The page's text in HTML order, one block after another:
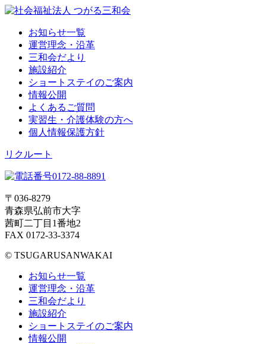
お知らせ一覧
運営理念・沿革
三和会だより
施設紹介
ショートステイのご案内
情報公開
よくあるご質問
実習生・介護体験の方へ
個人情報保護方針
リクルート
〒036-8279
青森県弘前市大字
茜町二丁目1番地2
FAX 0172-33-3374
© TSUGARUSANWAKAI
お知らせ一覧
運営理念・沿革
三和会だより
施設紹介
ショートステイのご案内
情報公開